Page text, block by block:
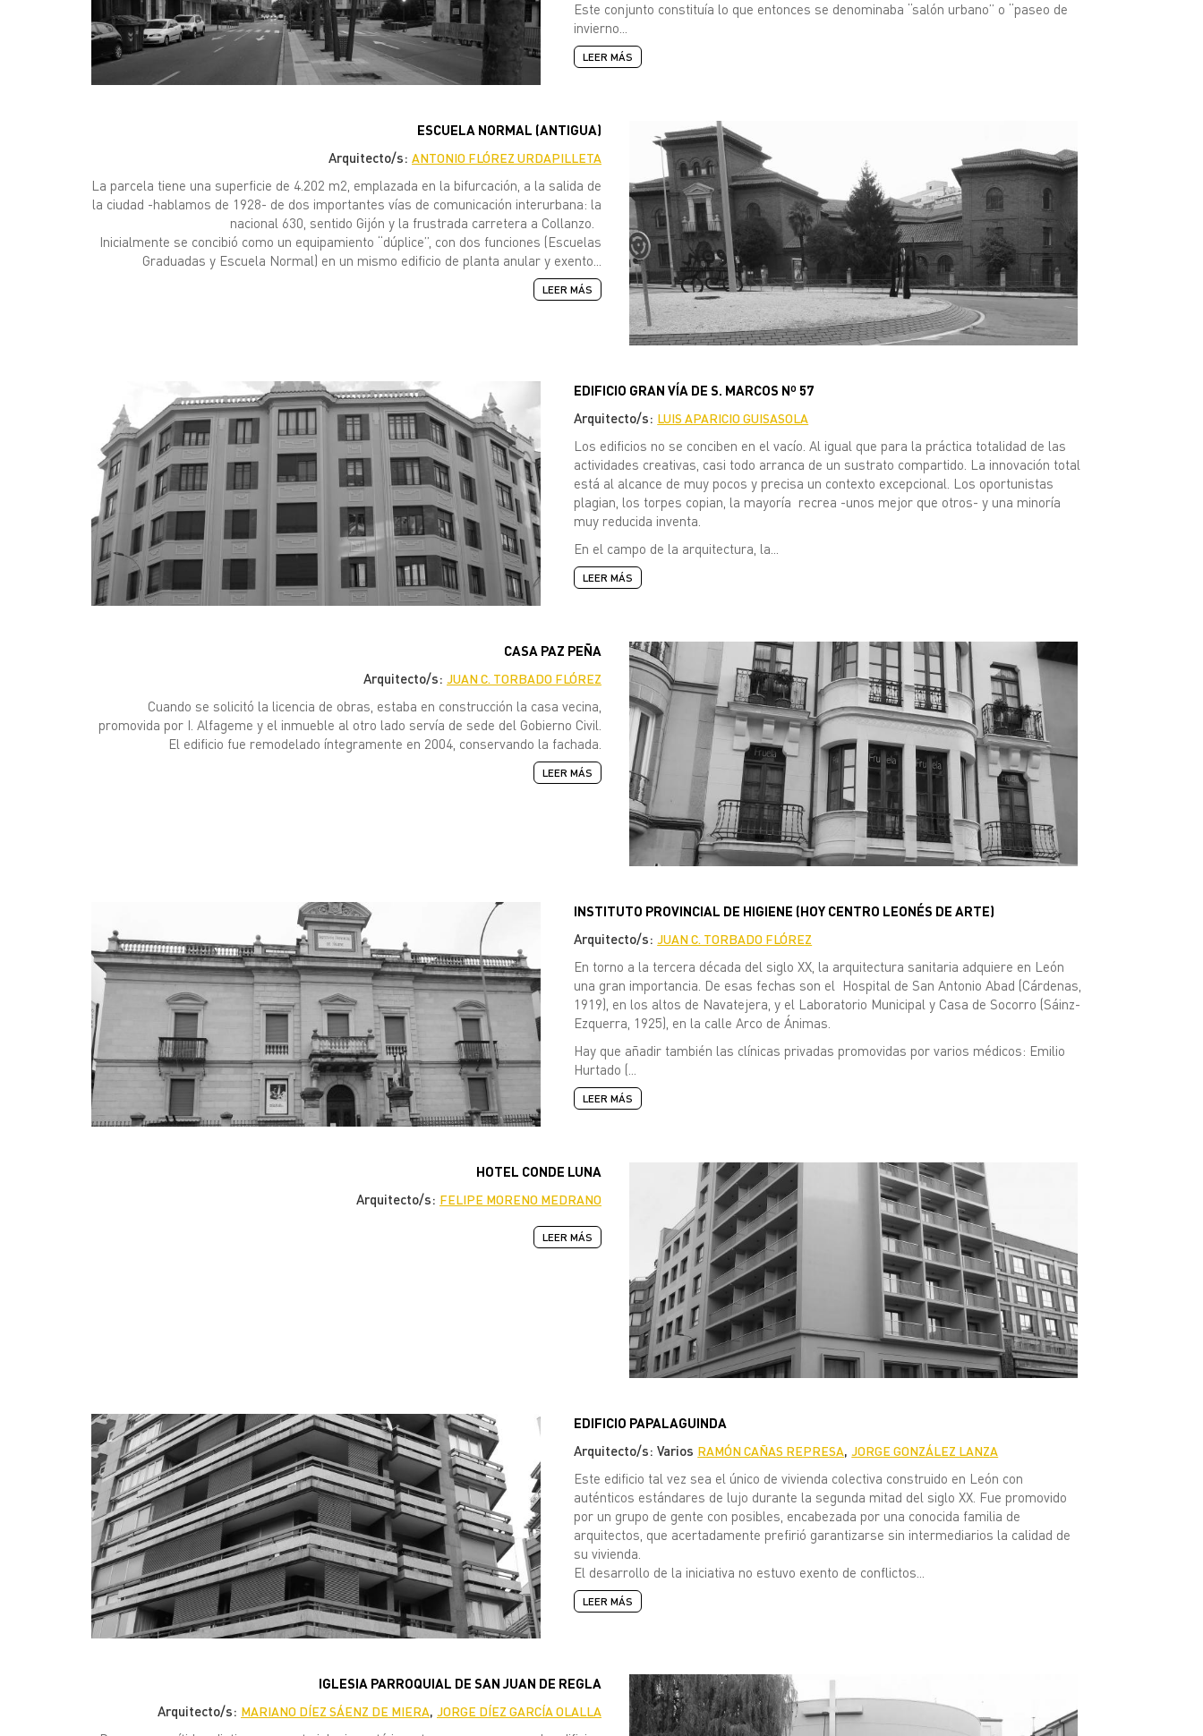
Este conjunto constituía lo que entonces se denominaba “salón urbano” o “paseo de
invierno...
LEER MÁS
ESCUELA NORMAL (ANTIGUA)
Arquitecto/s: ANTONIO FLÓREZ URDAPILLETA
La parcela tiene una superficie de 4.202 m2, emplazada en la bifurcación, a la salida de
la ciudad -hablamos de 1928- de dos importantes vías de comunicación interurbana: la
nacional 630, sentido Gijón y la frustrada carretera a Collanzo.
Inicialmente se concibió como un equipamiento “dúplice”, con dos funciones (Escuelas
Graduadas y Escuela Normal) en un mismo edificio de planta anular y exento...
LEER MÁS
EDIFICIO GRAN VÍA DE S. MARCOS Nº 57
Arquitecto/s: LUIS APARICIO GUISASOLA
Los edificios no se conciben en el vacío. Al igual que para la práctica totalidad de las
actividades creativas, casi todo arranca de un sustrato compartido. La innovación total
está al alcance de muy pocos y precisa un contexto excepcional. Los oportunistas
plagian, los torpes copian, la mayoría recrea -unos mejor que otros- y una minoría
muy reducida inventa.
En el campo de la arquitectura, la...
LEER MÁS
CASA PAZ PEÑA
Arquitecto/s: JUAN C. TORBADO FLÓREZ
Cuando se solicitó la licencia de obras, estaba en construcción la casa vecina,
promovida por I. Alfageme y el inmueble al otro lado servía de sede del Gobierno Civil.
El edificio fue remodelado íntegramente en 2004, conservando la fachada.
LEER MÁS
INSTITUTO PROVINCIAL DE HIGIENE (HOY CENTRO LEONÉS DE ARTE)
Arquitecto/s: JUAN C. TORBADO FLÓREZ
En torno a la tercera década del siglo XX, la arquitectura sanitaria adquiere en León
una gran importancia. De esas fechas son el Hospital de San Antonio Abad (Cárdenas,
1919), en los altos de Navatejera, y el Laboratorio Municipal y Casa de Socorro (Sáinz-
Ezquerra, 1925), en la calle Arco de Ánimas.
Hay que añadir también las clínicas privadas promovidas por varios médicos: Emilio
Hurtado (...
LEER MÁS
HOTEL CONDE LUNA
Arquitecto/s: FELIPE MORENO MEDRANO
LEER MÁS
EDIFICIO PAPALAGUINDA
Arquitecto/s: Varios RAMÓN CAÑAS REPRESA, JORGE GONZÁLEZ LANZA
Este edificio tal vez sea el único de vivienda colectiva construido en León con
auténticos estándares de lujo durante la segunda mitad del siglo XX. Fue promovido
por un grupo de gente con posibles, encabezada por una conocida familia de
arquitectos, que acertadamente prefirió garantizarse sin intermediarios la calidad de
su vivienda.
El desarrollo de la iniciativa no estuvo exento de conflictos...
LEER MÁS
IGLESIA PARROQUIAL DE SAN JUAN DE REGLA
Arquitecto/s: MARIANO DÍEZ SÁENZ DE MIERA, JORGE DÍEZ GARCÍA OLALLA